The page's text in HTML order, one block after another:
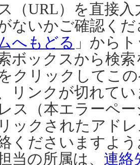
（URL）を直接
ないかご確認く
へもどる 」から
ボックスから検
クリックしてこ
リンクが切れて
ス（本エラーペ
ックされたアド
くださいますよ
当の所属は、 連絡